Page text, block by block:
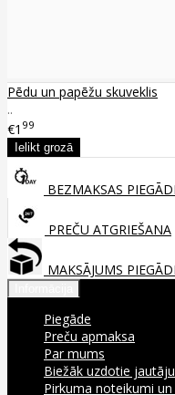
Pēdu un papēžu skuveklis
..
€1 99
BEZMAKSAS
PREČU ATGRIEŠANA
MAKSĀJUMS
Piegāde
Preču apmaksa
Par mums
Biežāk uzdotie
Pirkuma noteikumi